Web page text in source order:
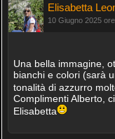
Elisabetta
10 Giugno 2025
Una bella immagine,
bianchi e colori (sarà
tonalità di azzurro
Complimenti Alberto,
Elisabetta